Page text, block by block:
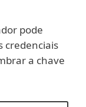
pode
credenciais
a chave